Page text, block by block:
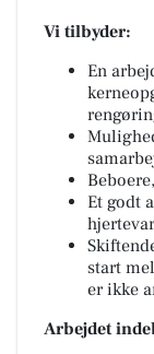
Vi tilbyder:
En
Et godt
start
er ikke
Arbejdet